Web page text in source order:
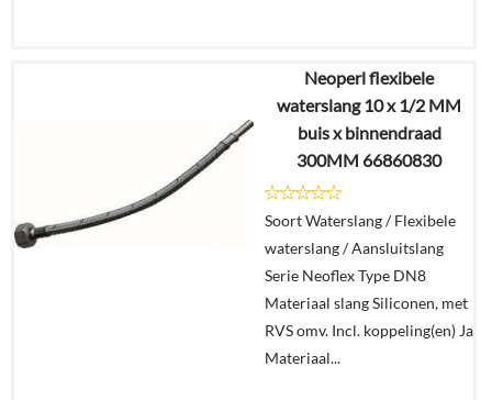
€25,64
€17,95
In
winkelmand
Neoperl flexibele
waterslang 10 x 1/2 MM
buis x binnendraad
300MM 66860830
Soort Waterslang / Flexibele
waterslang / Aansluitslang
Serie Neoflex Type DN8
Materiaal slang Siliconen, met
RVS omv. Incl. koppeling(en) Ja
Materiaal...